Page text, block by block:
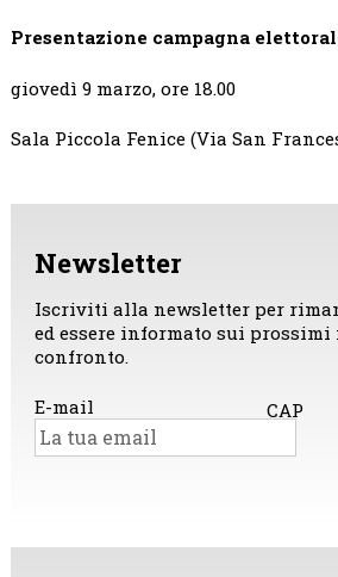
Presentazione campagna
giovedì 9 marzo, ore 18.00
Sala Piccola Fenice (Via San
Newsletter
Iscriviti alla newsletter per
ed essere informato sui prossimi
confronto.
E-mail CAP